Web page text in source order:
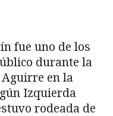
fue uno de los
durante la
en la
Izquierda
rodeada de